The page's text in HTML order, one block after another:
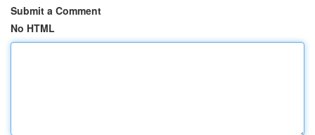
Submit a Comment
No HTML